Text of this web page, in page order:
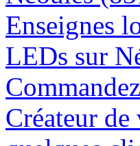
Enseignes
LEDs sur
Créateur